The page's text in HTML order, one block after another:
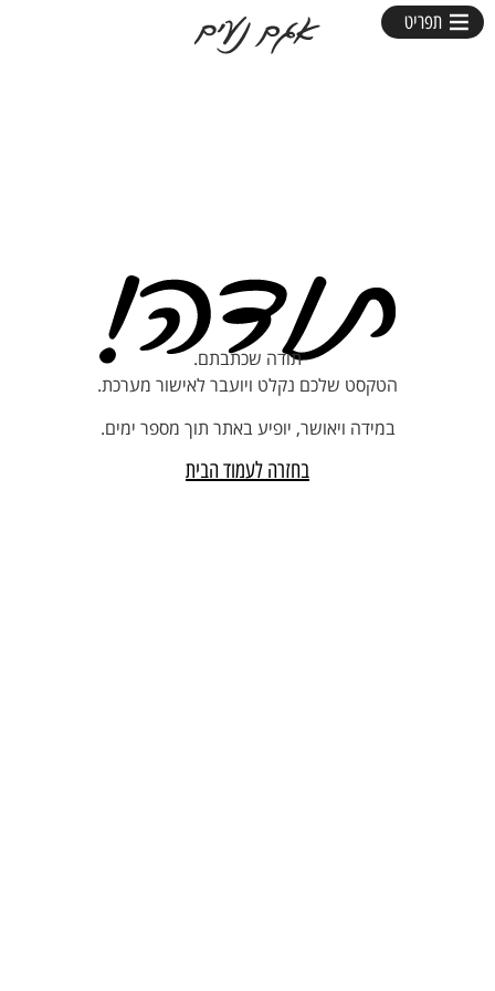
תפריט
תודה שכתבתם.
הטקסט שלכם נקלט ויועבר לאישור מערכת.
במידה ויאושר, יופיע באתר תוך מספר ימים.
בחזרה לעמוד הבית